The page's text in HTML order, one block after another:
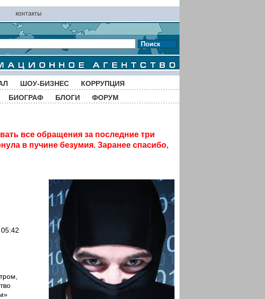
контакты
Поиск
ШОУ-БИЗНЕС
КОРРУПЦИЯ
БИОГРАФ БЛОГИ ФОРУМ
все обращения за последние три
в пучине безумия. Заранее спасибо,